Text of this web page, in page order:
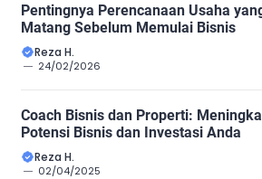
Pentingnya Perencanaan Usaha
Matang Sebelum Memulai Bisnis
Reza H.
24/02/2026
Coach Bisnis dan Properti:
Potensi Bisnis dan Investasi Anda
Reza H.
02/04/2025